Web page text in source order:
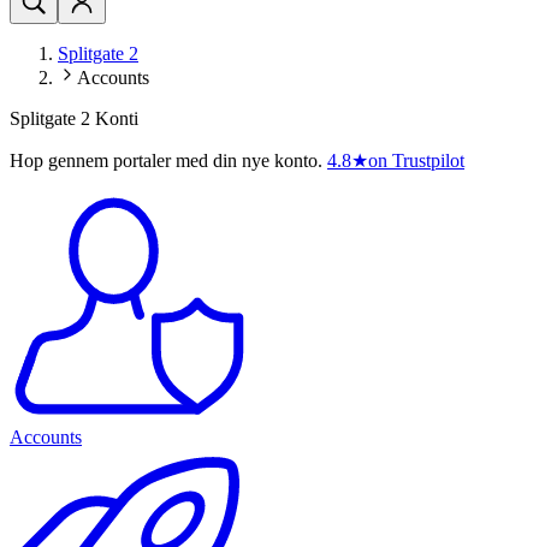
Splitgate 2
Accounts
Splitgate 2 Konti
Hop gennem portaler med din nye konto. 4.8★on Trustpilot
Accounts